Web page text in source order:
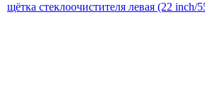
щётка стеклоочистителя левая (22 inch/